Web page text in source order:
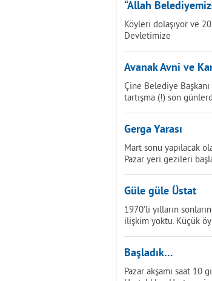
“Allah
Köyleri dolaşıyor ve
Devletimize
Avanak Avni ve
Çine Belediye
tartışma (!) son
Gerga Yarası
Mart sonu yapılacak
Pazar yeri gezileri
Güle güle Üstat
1970’li yılların
ilişkim yoktu. Küçük
Başladık…
Pazar akşamı saat 10